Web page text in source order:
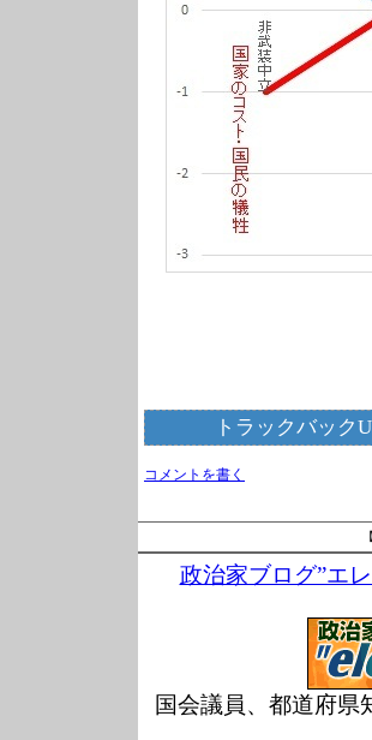
トラックバック
コメントを書く
【
政治家ブログ”エ
国会議員、都道府県